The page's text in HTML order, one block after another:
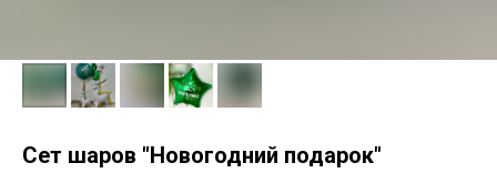
Сет шаров "Новогодний подарок"